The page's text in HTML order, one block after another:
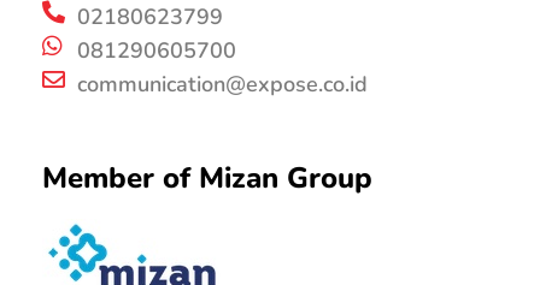
02180623799
081290605700
communication@expose.co.id
Member of Mizan Group